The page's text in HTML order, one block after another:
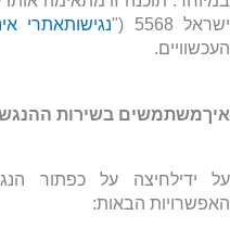
ישראל 5568 ("
נגישותאתרי
העכשוויים.
איךמשתמשים בשירות
על ידילחיצה על כפתור
האפשרויות הבאות: